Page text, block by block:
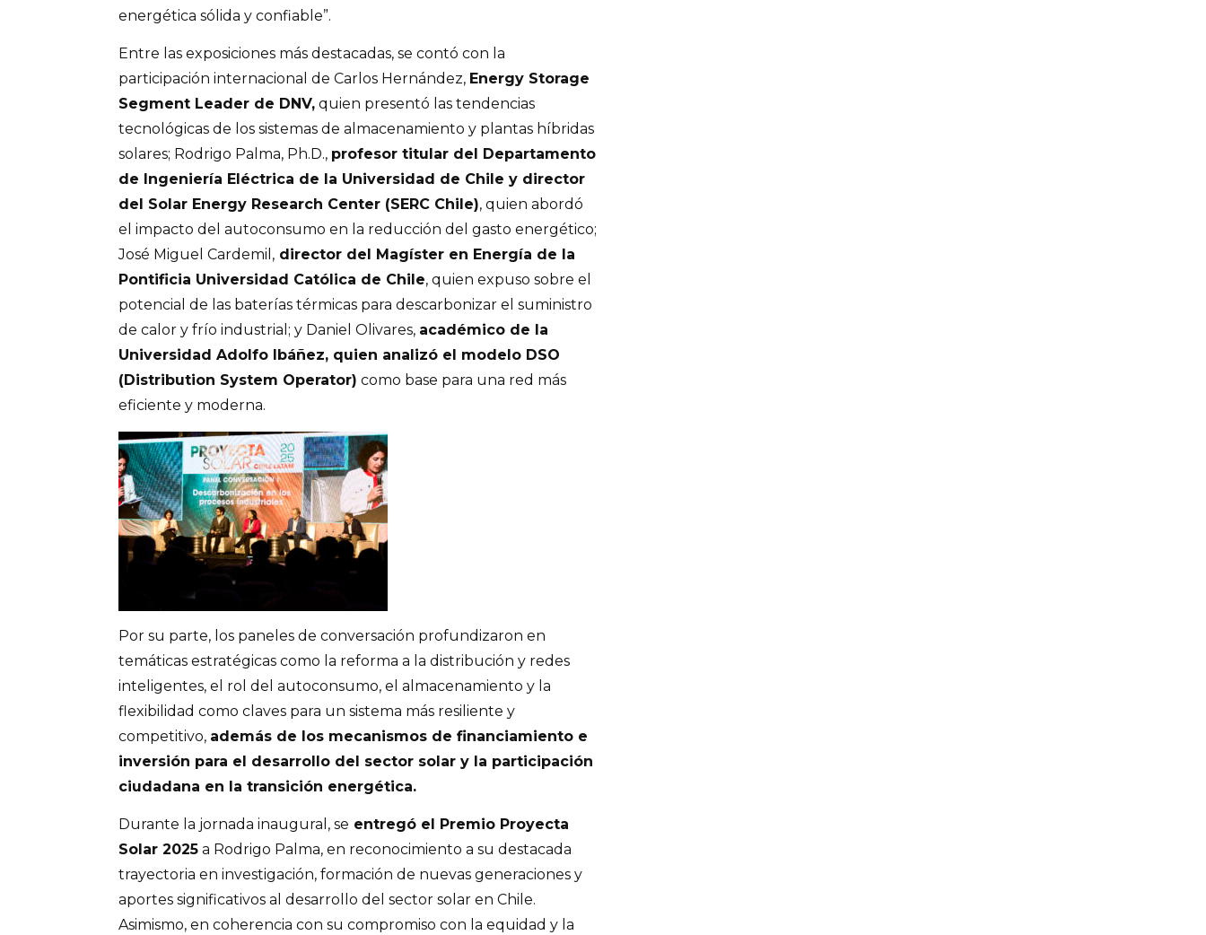
energética sólida y confiable”.
Entre las exposiciones más destacadas, se contó con la
participación internacional de Carlos Hernández, Energy Storage
Segment Leader de DNV, quien presentó las tendencias
tecnológicas de los sistemas de almacenamiento y plantas híbridas
solares; Rodrigo Palma, Ph.D., profesor titular del Departamento
de Ingeniería Eléctrica de la Universidad de Chile y director
del Solar Energy Research Center (SERC Chile), quien abordó
el impacto del autoconsumo en la reducción del gasto energético;
José Miguel Cardemil, director del Magíster en Energía de la
Pontificia Universidad Católica de Chile, quien expuso sobre el
potencial de las baterías térmicas para descarbonizar el suministro
de calor y frío industrial; y Daniel Olivares, académico de la
Universidad Adolfo Ibáñez, quien analizó el modelo DSO
(Distribution System Operator) como base para una red más
eficiente y moderna.
Por su parte, los paneles de conversación profundizaron en
temáticas estratégicas como la reforma a la distribución y redes
inteligentes, el rol del autoconsumo, el almacenamiento y la
flexibilidad como claves para un sistema más resiliente y
competitivo, además de los mecanismos de financiamiento e
inversión para el desarrollo del sector solar y la participación
ciudadana en la transición energética.
Durante la jornada inaugural, se entregó el Premio Proyecta
Solar 2025 a Rodrigo Palma, en reconocimiento a su destacada
trayectoria en investigación, formación de nuevas generaciones y
aportes significativos al desarrollo del sector solar en Chile.
Asimismo, en coherencia con su compromiso con la equidad y la